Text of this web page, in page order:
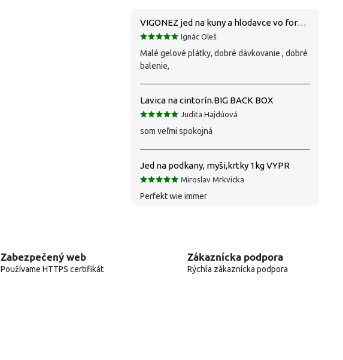
VIGONEZ jed na kuny a hlodavce vo forme pasty 1,5 kg
Ignác Oleš
Malé gelové plátky, dobré dávkovanie , dobré
balenie,
Lavica na cintorín.BIG BACK BOX
Judita Hajdúová
som veľmi spokojná
Jed na podkany, myši,krtky 1kg VYPR
Miroslav Mrkvicka
Perfekt wie immer
Zabezpečený web
Používame HTTPS certifikát
Zákaznícka podpora
Rýchla zákaznícka podpora